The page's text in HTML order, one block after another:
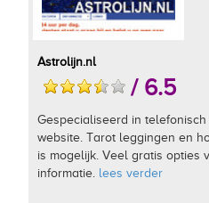
Astrolijn.nl
/ 6.5
Gespecialiseerd in
website. Tarot leggingen en
is mogelijk. Veel gratis opties
informatie. lees verder